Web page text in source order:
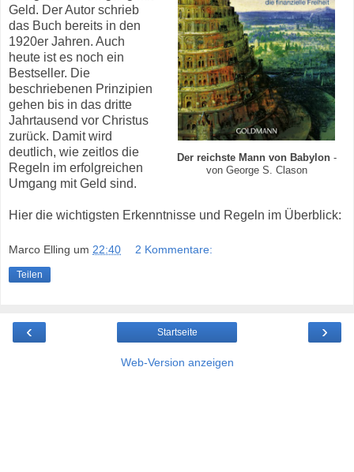
Der reichste Mann von Babylon-
von George S. Clason
Geld. Der Autor schrieb
das Buch bereits in den
1920er Jahren. Auch
heute ist es noch ein
Bestseller. Die
beschriebenen Prinzipien
gehen bis in das dritte
Jahrtausend vor Christus
zurück. Damit wird
deutlich, wie zeitlos die
Regeln im erfolgreichen
Umgang mit Geld sind.
Hier die wichtigsten Erkenntnisse und Regeln im Überblick:
Marco Elling um 22:40 2 Kommentare:
Teilen
‹ ›
Startseite
Web-Version anzeigen